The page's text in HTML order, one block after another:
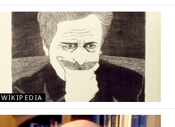
WIKIPEDIA